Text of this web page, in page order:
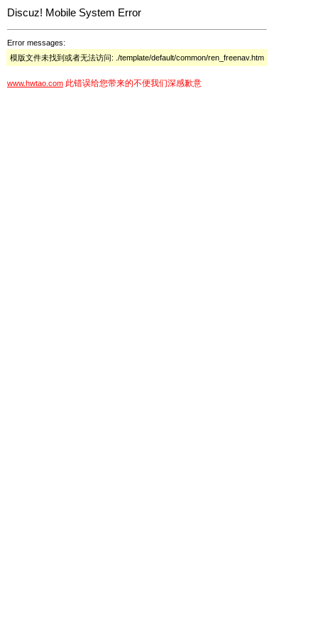
Discuz! Mobile System Error
Error messages:
模版文件未找到或者无法访问: ./template/default/common/ren_freenav.htm
www.hwtao.com 此错误给您带来的不便我们深感歉意